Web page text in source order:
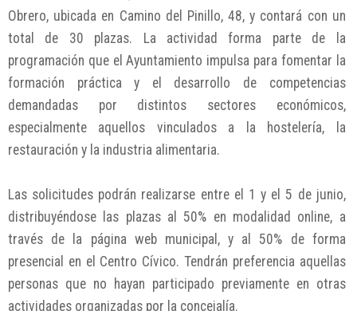
Obrero, ubicada en Camino del Pinillo, 48, y contará con un
total de 30 plazas. La actividad forma parte de la
programación que el Ayuntamiento impulsa para fomentar la
formación práctica y el desarrollo de competencias
demandadas por distintos sectores económicos,
especialmente aquellos vinculados a la hostelería, la
restauración y la industria alimentaria.
Las solicitudes podrán realizarse entre el 1 y el 5 de junio,
distribuyéndose las plazas al 50% en modalidad online, a
través de la página web municipal, y al 50% de forma
presencial en el Centro Cívico. Tendrán preferencia aquellas
personas que no hayan participado previamente en otras
actividades organizadas por la concejalía.